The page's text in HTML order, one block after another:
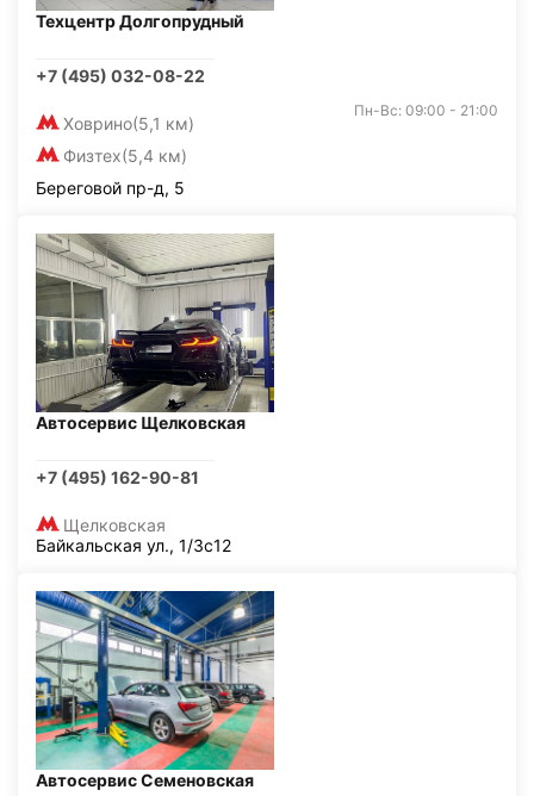
Техцентр Долгопрудный
+7 (495) 032-08-22
Ховрино(5,1 км)
Физтех(5,4 км)
Пн-Вс: 09:00 - 21:00
Береговой пр-д, 5
Автосервис Щелковская
+7 (495) 162-90-81
Щелковская
Байкальская ул., 1/3с12
Автосервис Семеновская